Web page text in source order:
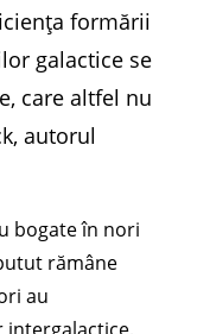
formării
galactice se
care altfel nu
autorul
bogate în nori
rămâne
au